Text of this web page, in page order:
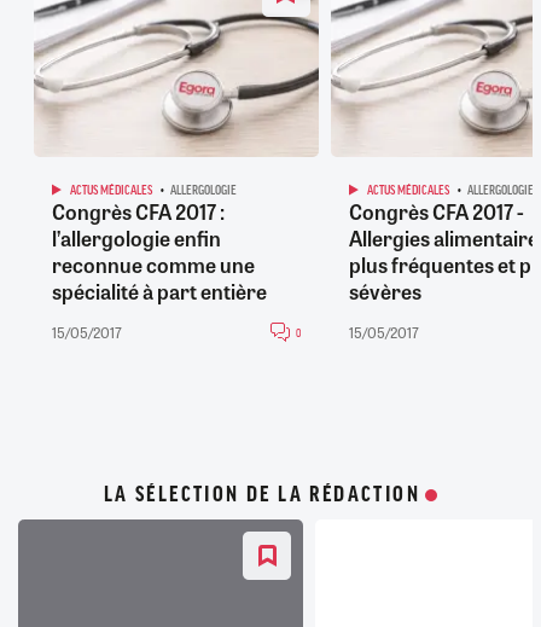
ACTUS MÉDICALES ALLERGOLOGIE
Congrès CFA 2017 :
l’allergologie enfin
reconnue comme une
spécialité à part entière
15/05/2017 0
ACTUS MÉDICALES ALLERGOLOGIE
Congrès CFA 2017 -
Allergies
plus fréquentes et
sévères
15/05/2017
LA SÉLECTION DE LA RÉDACTION